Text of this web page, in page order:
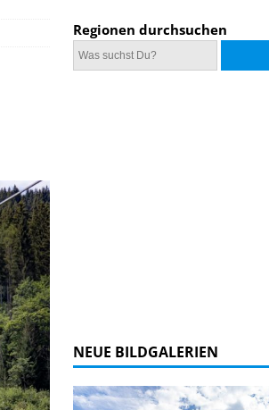
Regionen durchsuchen
NEUE BILDGALERIEN